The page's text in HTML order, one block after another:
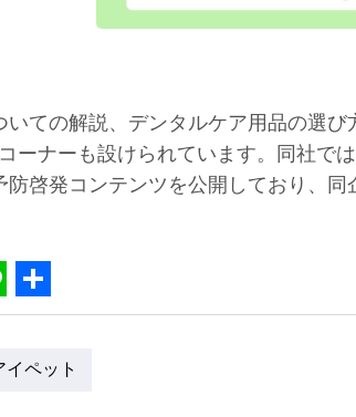
ての解説、デンタルケア用品の選び
ーナーも設けられています。同社で
啓発コンテンツを公開しており、同
Share
イペット